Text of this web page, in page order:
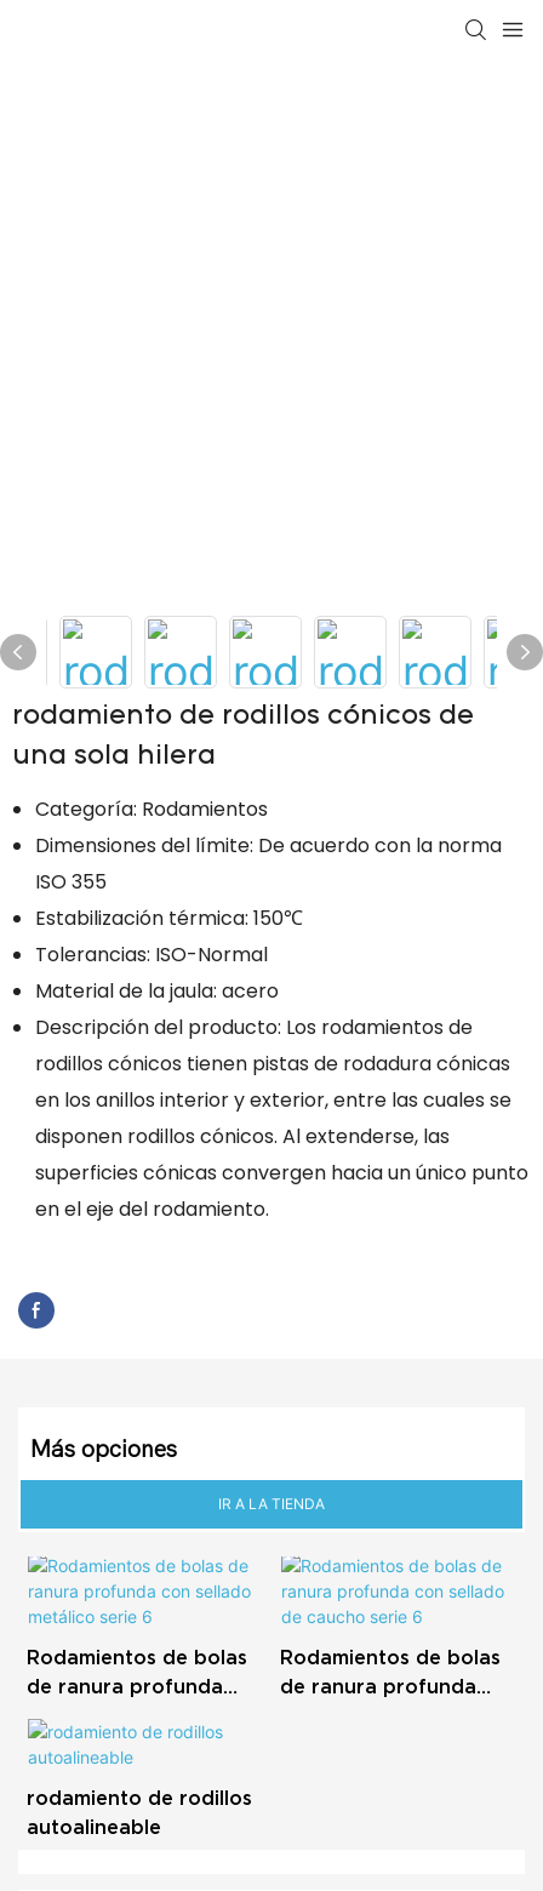
rodamiento de rodillos cónicos de
una sola hilera
Categoría: Rodamientos
Dimensiones del límite: De acuerdo con la norma
ISO 355
Estabilización térmica: 150℃
Tolerancias: ISO-Normal
Material de la jaula: acero
Descripción del producto: Los rodamientos de
rodillos cónicos tienen pistas de rodadura cónicas
en los anillos interior y exterior, entre las cuales se
disponen rodillos cónicos. Al extenderse, las
superficies cónicas convergen hacia un único punto
en el eje del rodamiento.
Más opciones
IR A LA TIENDA
Rodamientos de bolas
de ranura profunda
con sellado metálico
serie 6
Rodamientos de bolas
de ranura profunda
rodamiento de rodillos
autoalineable